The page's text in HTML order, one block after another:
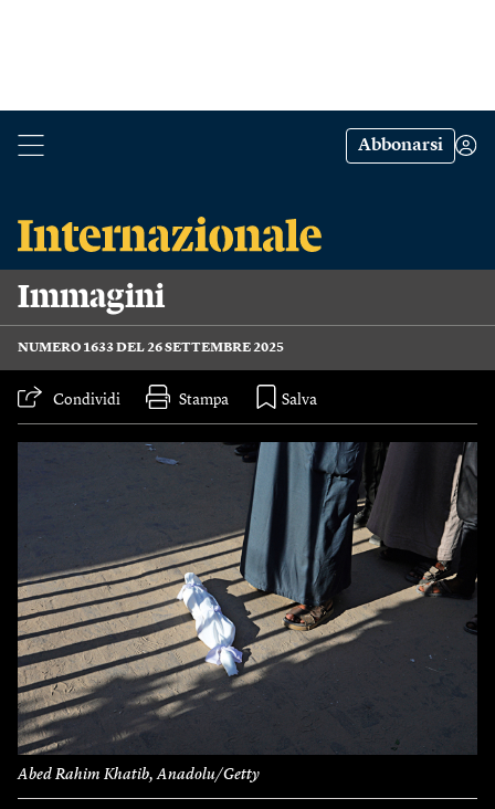
Abbonarsi
Immagini
NUMERO 1633 DEL 26 SETTEMBRE 2025
Condividi Stampa
Abed Rahim Khatib, Anadolu/Getty